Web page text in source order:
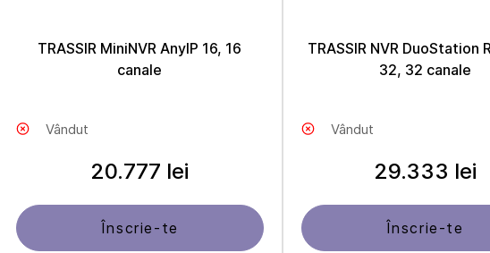
TRASSIR MiniNVR AnyIP 16, 16
canale
Vândut
20.777 lei
Înscrie-te
TRASSIR NVR DuoStation
32, 32 canale
Vândut
29.333 lei
Înscrie-te